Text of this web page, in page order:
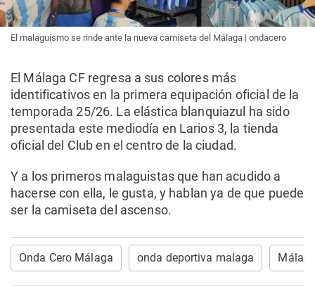
El malaguismo se rinde ante la nueva camiseta del Málaga | ondacero
El Málaga CF regresa a sus colores más
identificativos en la primera equipación oficial de la
temporada 25/26. La elástica blanquiazul ha sido
presentada este mediodía en Larios 3, la tienda
oficial del Club en el centro de la ciudad.
Y a los primeros malaguistas que han acudido a
hacerse con ella, le gusta, y hablan ya de que puede
ser la camiseta del ascenso.
Onda Cero Málaga onda deportiva malaga